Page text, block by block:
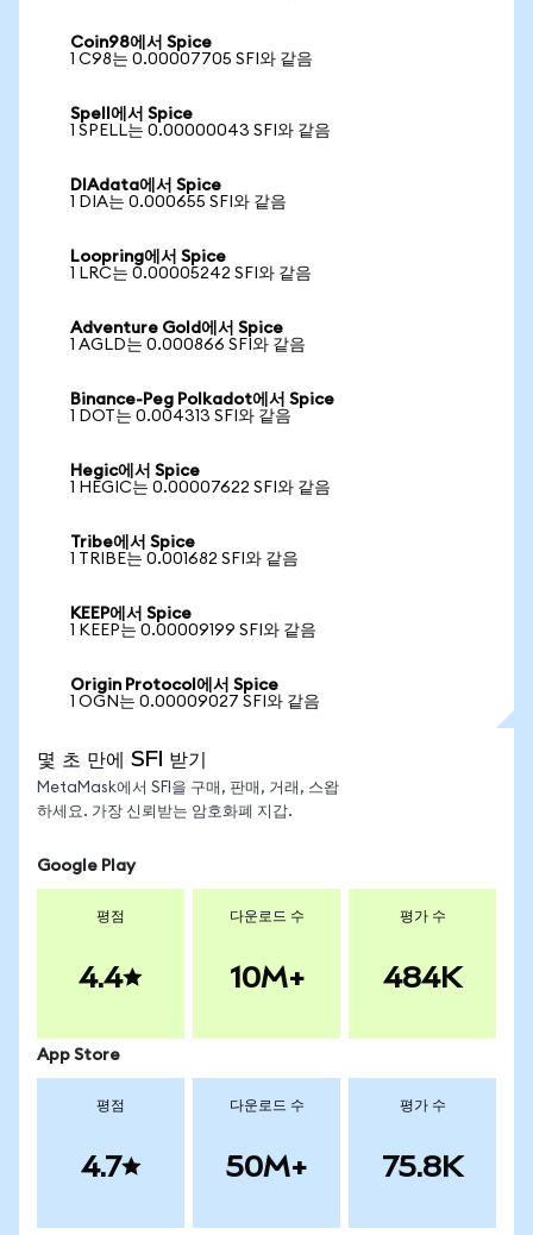
Coin98에서 Spice
1 C98는 0.00007705 SFI와 같음
Spell에서 Spice
1 SPELL는 0.00000043 SFI와 같음
DIAdata에서 Spice
1 DIA는 0.000655 SFI와 같음
Loopring에서 Spice
1 LRC는 0.00005242 SFI와 같음
Adventure Gold에서 Spice
1 AGLD는 0.000866 SFI와 같음
Binance-Peg Polkadot에서 Spice
1 DOT는 0.004313 SFI와 같음
Hegic에서 Spice
1 HEGIC는 0.00007622 SFI와 같음
Tribe에서 Spice
1 TRIBE는 0.001682 SFI와 같음
KEEP에서 Spice
1 KEEP는 0.00009199 SFI와 같음
Origin Protocol에서 Spice
1 OGN는 0.00009027 SFI와 같음
몇 초 만에 SFI 받기
MetaMask에서 SFI을 구매, 판매, 거래, 스왑
하세요. 가장 신뢰받는 암호화폐 지갑.
Google Play
평점
4.4
다운로드 수
10M+
평가 수
484K
App Store
평점
4.7
다운로드 수
50M+
평가 수
75.8K